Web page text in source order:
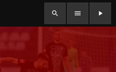
search menu play_arrow